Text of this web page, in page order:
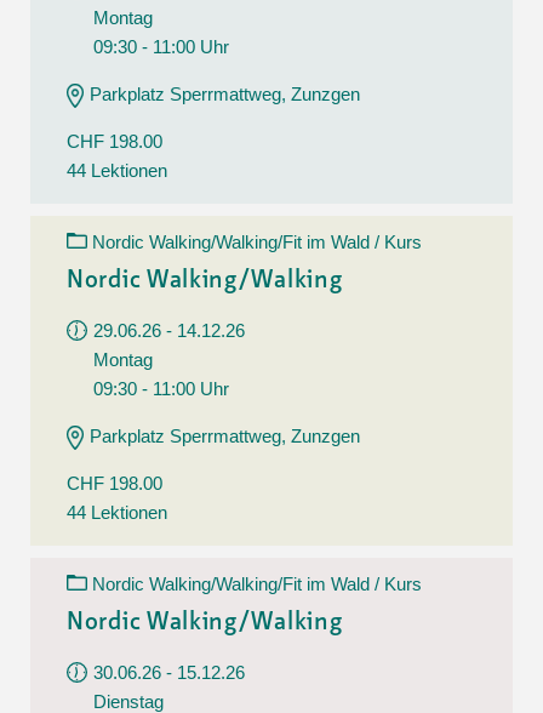
Montag
09:30 - 11:00 Uhr
Parkplatz Sperrmattweg, Zunzgen
CHF 198.00
44 Lektionen
Nordic Walking/Walking/Fit im Wald / Kurs
Nordic Walking/Walking
29.06.26 - 14.12.26
Montag
09:30 - 11:00 Uhr
Parkplatz Sperrmattweg, Zunzgen
CHF 198.00
44 Lektionen
Nordic Walking/Walking/Fit im Wald / Kurs
Nordic Walking/Walking
30.06.26 - 15.12.26
Dienstag